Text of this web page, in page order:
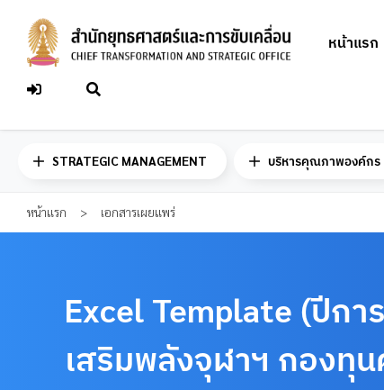
content
หน้าแรก
STRATEGIC MANAGEMENT บริหารคุณภาพองค์กร
หน้าแรก > เอกสารเผยแพร่
Excel Template (ปีก
เสริมพลังจุฬาฯ กองทุ